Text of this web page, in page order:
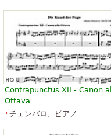
Contrapunctus XII - Canon
Ottava
チェンバロ、ピアノ